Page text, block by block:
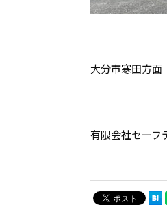
大分市寒田方
有限会社セーフ